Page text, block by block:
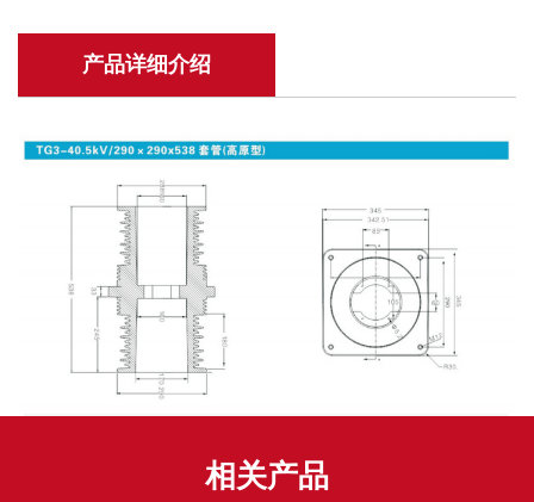
产品详细介绍
相关产品